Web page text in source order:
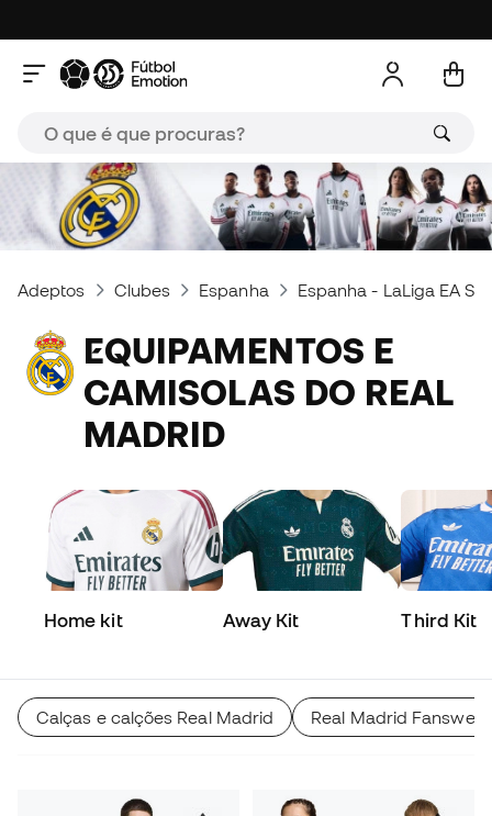
Adeptos Clubes Espanha Espanha - LaLiga EA
EQUIPAMENTOS E
CAMISOLAS DO REAL
MADRID
Home kit Away Kit Third Kit
Calças e calções Real Madrid Real Madrid Fanswear